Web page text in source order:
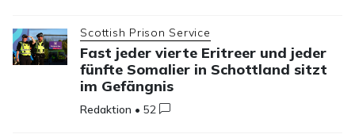
Scottish Prison Service
Fast jeder vierte Eritreer und jeder
fünfte Somalier in Schottland sitzt
im Gefängnis
Redaktion •52